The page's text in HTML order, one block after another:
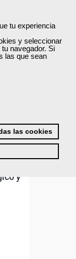
tu experiencia
y seleccionar
navegador. Si
las que sean
las cookies
y